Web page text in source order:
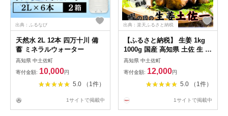
出典：ふるなび
天然水 2L 12本 四万十川 備
蓄 ミネラルウォーター
高知県 中土佐町
寄付金額: 10,000円
5.0 （1件）
1サイトで掲載中
出典：楽天ふるさと納税
【ふるさと納税】 生姜 1kg
1000g 国産 高知県 土佐 生 土
付き 薬味 野菜 根菜 常温 ス
パイス スパイシー からい し
ょうが ショウガ ジンジャー
生姜焼き しょうがやき しょ
不使用 化学肥料不使用 薬味
高知県 中土佐町
寄付金額: 12,000円
5.0 （1件）
1サイトで掲載中